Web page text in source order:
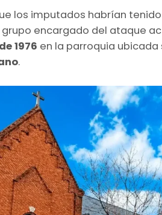
los imputados habrían
encargado del ataque
1976 en la parroquia ubicada
.